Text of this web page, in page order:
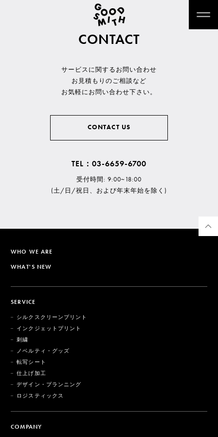
CONTACT
サービスに関するお問い合わせ
お見積もりのご相談など
お気軽にお問い合わせ下さい。
CONTACT US
TEL：03-6659-6700
受付時間: 9:00~18:00
(土/日/祝日、および年末年始を除く)
WHO WE ARE
WHAT'S NEW
SERVICE
シルクスクリーンプリント
インクジェットプリント
刺繍
ノベルティ・グッズ
転写シート
仕上げ加工
デザイン・プランニング
ロジスティックス
COMPANY